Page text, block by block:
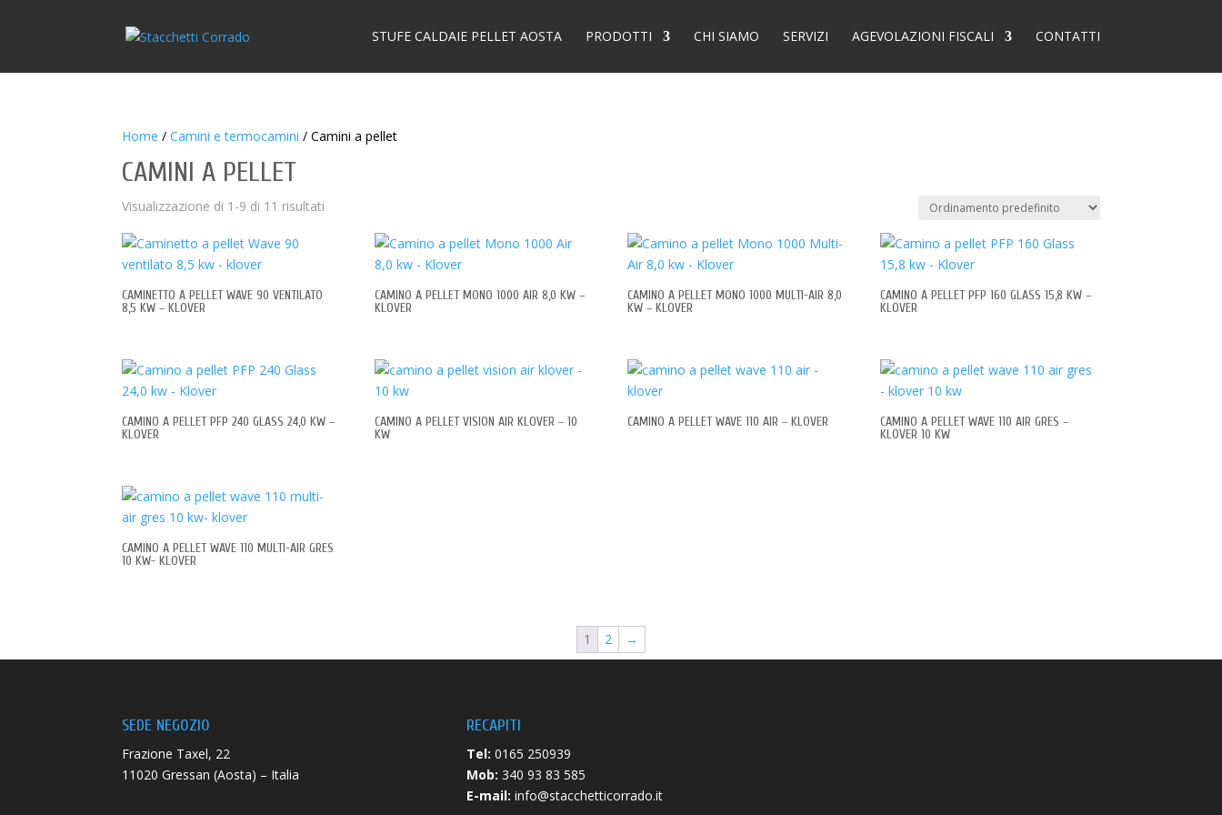
STUFE CALDAIE PELLET AOSTA PRODOTTI CHI SIAMO SERVIZI AGEVOLAZIONI FISCALI CONTATTI
Home /Camini e termocamini / Camini a pellet
CAMINI A PELLET
Visualizzazione di 1-9 di 11 risultati
CAMINETTO A PELLET WAVE 90 VENTILATO
8,5 KW – KLOVER
CAMINO A PELLET MONO 1000 AIR 8,0 KW –
KLOVER
CAMINO A PELLET MONO 1000 MULTI-AIR 8,0
KW – KLOVER
CAMINO A PELLET PFP 160 GLASS 15,8 KW –
KLOVER
CAMINO A PELLET PFP 240 GLASS 24,0 KW –
KLOVER
CAMINO A PELLET VISION AIR KLOVER – 10
KW
CAMINO A PELLET WAVE 110 AIR – KLOVER
CAMINO A PELLET WAVE 110 AIR GRES –
KLOVER 10 KW
CAMINO A PELLET WAVE 110 MULTI-AIR GRES
10 KW- KLOVER
1 2 →
SEDE NEGOZIO
Frazione Taxel, 22
11020 Gressan (Aosta) – Italia
RECAPITI
Tel: 0165 250939
Mob: 340 93 83 585
E-mail: info@stacchetticorrado.it